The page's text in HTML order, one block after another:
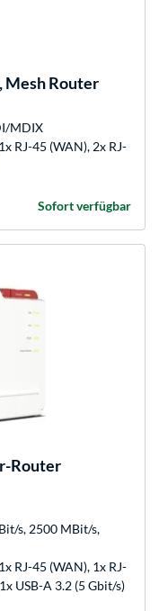
Mesh Router
MDIX
RJ-45 (WAN), 2x RJ-
Sofort verfügbar
Router
s, 2500 MBit/s,
RJ-45 (WAN), 1x RJ-
USB-A 3.2 (5 Gbit/s)